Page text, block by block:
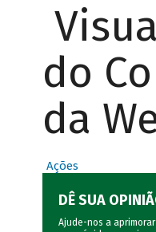
do
da
Ações
DÊ SUA
Ajude-nos a